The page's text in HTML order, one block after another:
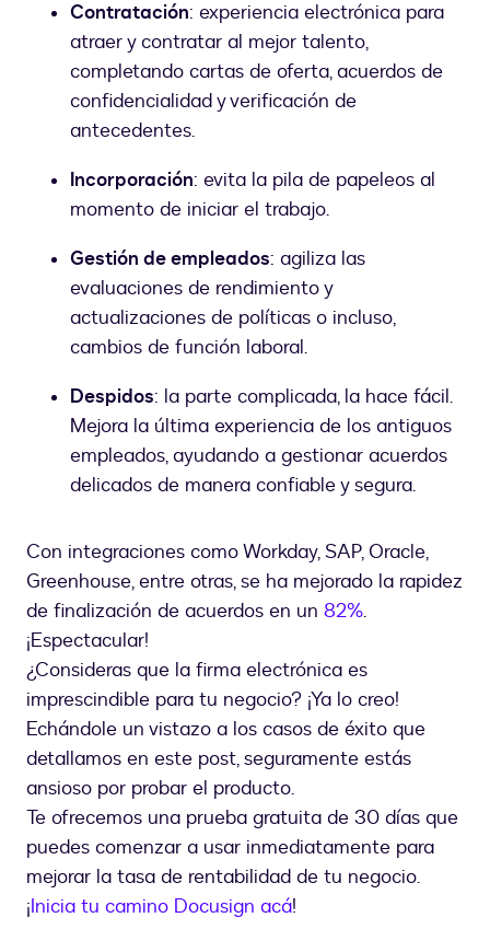
Contratación: experiencia electrónica para
atraer y contratar al mejor talento,
completando cartas de oferta, acuerdos de
confidencialidad y verificación de
antecedentes.
Incorporación: evita la pila de papeleos al
momento de iniciar el trabajo.
Gestión de empleados: agiliza las
evaluaciones de rendimiento y
actualizaciones de políticas o incluso,
cambios de función laboral.
Despidos: la parte complicada, la hace fácil.
Mejora la última experiencia de los antiguos
empleados, ayudando a gestionar acuerdos
delicados de manera confiable y segura.
Con integraciones como Workday, SAP, Oracle,
Greenhouse, entre otras, se ha mejorado la rapidez
de finalización de acuerdos en un 82%.
¡Espectacular!
¿Consideras que la firma electrónica es
imprescindible para tu negocio? ¡Ya lo creo!
Echándole un vistazo a los casos de éxito que
detallamos en este post, seguramente estás
ansioso por probar el producto.
Te ofrecemos una prueba gratuita de 30 días que
puedes comenzar a usar inmediatamente para
mejorar la tasa de rentabilidad de tu negocio.
¡Inicia tu camino Docusign acá!